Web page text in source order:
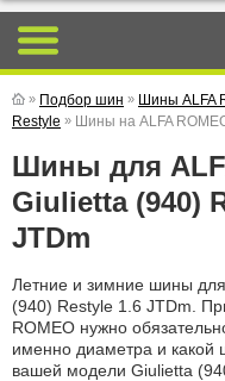
» Подбор шин » Шины ALFA
Restyle » Шины на ALFA
Шины для ALFA ROMEO
Giulietta (940)
JTDm
Летние и зимние шины
(940) Restyle 1.6 JTDm.
ROMEO нужно
именно диаметра и какой
вашей модели Giulietta